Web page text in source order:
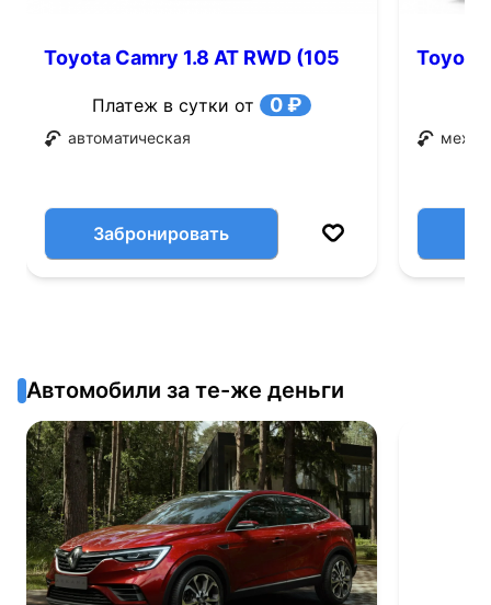
Toyota Camry 1.8 AT RWD (105
Платеж в сутки от 0 ₽
автоматическая
Забронировать
Toyota
Автомобили за те-же деньги